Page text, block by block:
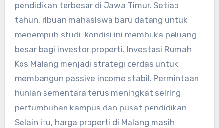
pendidikan terbesar di Jawa Timur. Setiap
tahun, ribuan mahasiswa baru datang untuk
menempuh studi. Kondisi ini membuka peluang
besar bagi investor properti. Investasi Rumah
Kos Malang menjadi strategi cerdas untuk
membangun passive income stabil. Permintaan
hunian sementara terus meningkat seiring
pertumbuhan kampus dan pusat pendidikan.
Selain itu, harga properti di Malang masih